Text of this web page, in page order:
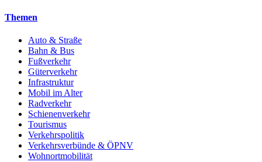
Themen
Auto & Straße
Bahn & Bus
Fußverkehr
Güterverkehr
Infrastruktur
Mobil im Alter
Radverkehr
Schienenverkehr
Tourismus
Verkehrspolitik
Verkehrsverbünde & ÖPNV
Wohnortmobilität